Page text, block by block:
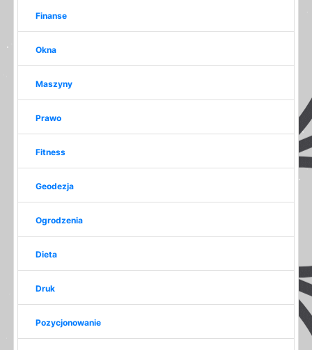
Finanse
Okna
Maszyny
Prawo
Fitness
Geodezja
Ogrodzenia
Dieta
Druk
Pozycjonowanie